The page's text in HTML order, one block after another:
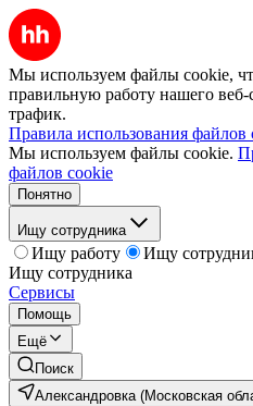
Мы используем файлы cookie,
правильную работу нашего веб-
трафик.
Правила использования файлов
Мы используем файлы cookie.
файлов cookie
Понятно
Ищу сотрудника
Ищу работу
Ищу
Ищу сотрудника
Сервисы
Помощь
Ещё
Поиск
Александровка (Московская